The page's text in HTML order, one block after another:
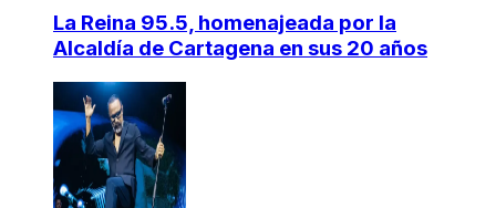
La Reina 95.5, homenajeada por la
Alcaldía de Cartagena en sus 20 años